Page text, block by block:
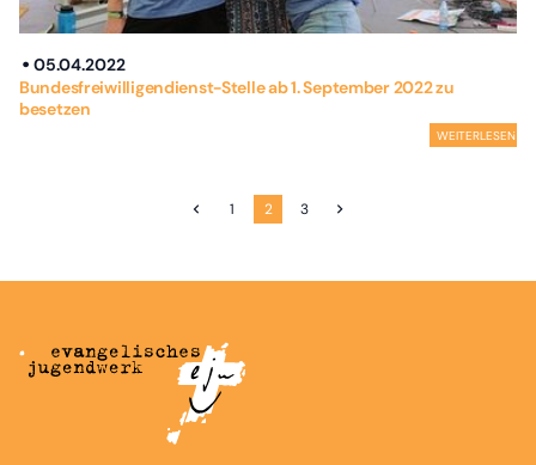
05.04.2022
Bundesfreiwilligendienst-Stelle ab 1. September 2022 zu
besetzen
WEITERLESEN
1 2 3